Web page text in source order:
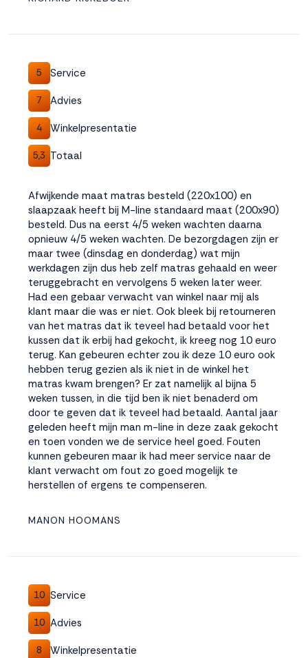
5 Service
7 Advies
4 Winkelpresentatie
5,3 Totaal
Afwijkende maat matras besteld (220x100) en
slaapzaak heeft bij M-line standaard maat (200x90)
besteld. Dus na eerst 4/5 weken wachten daarna
opnieuw 4/5 weken wachten. De bezorgdagen zijn er
maar twee (dinsdag en donderdag) wat mijn
werkdagen zijn dus heb zelf matras gehaald en weer
teruggebracht en vervolgens 5 weken later weer.
Had een gebaar verwacht van winkel naar mij als
klant maar die was er niet. Ook bleek bij retourneren
van het matras dat ik teveel had betaald voor het
kussen dat ik erbij had gekocht, ik kreeg nog 10 euro
terug. Kan gebeuren echter zou ik deze 10 euro ook
hebben terug gezien als ik niet in de winkel het
matras kwam brengen? Er zat namelijk al bijna 5
weken tussen, in die tijd ben ik niet benaderd om
door te geven dat ik teveel had betaald. Aantal jaar
geleden heeft mijn man m-line in deze zaak gekocht
en toen vonden we de service heel goed. Fouten
kunnen gebeuren maar ik had meer service naar de
klant verwacht om fout zo goed mogelijk te
herstellen of ergens te compenseren.
MANON HOOMANS
10 Service
10 Advies
8 Winkelpresentatie